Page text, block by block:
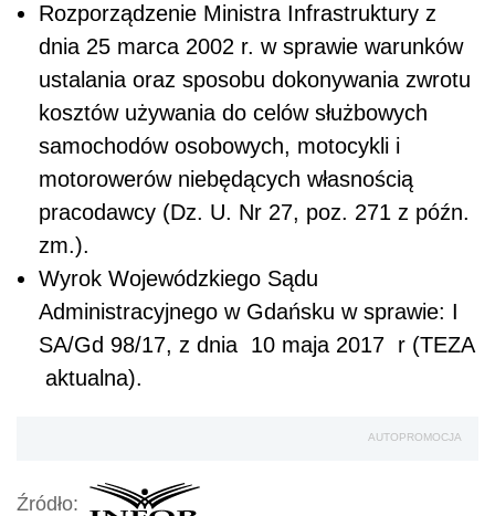
Rozporządzenie Ministra Infrastruktury z
dnia 25 marca 2002 r. w sprawie warunków
ustalania oraz sposobu dokonywania zwrotu
kosztów używania do celów służbowych
samochodów osobowych, motocykli i
motorowerów niebędących własnością
pracodawcy (Dz. U. Nr 27, poz. 271 z późn.
zm.).
Wyrok Wojewódzkiego Sądu
Administracyjnego w Gdańsku w sprawie: I
SA/Gd 98/17, z dnia 10 maja 2017 r (TEZA
aktualna).
AUTOPROMOCJA
Źródło: